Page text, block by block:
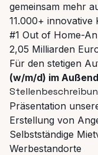
gemeinsam mehr
11.000+ innovative
#1 Out of Home-
2,05 Milliarden
Für den stetigen
(w/m/d) im
Präsentation
Erstellung von
Selbstständige
Werbestandorte